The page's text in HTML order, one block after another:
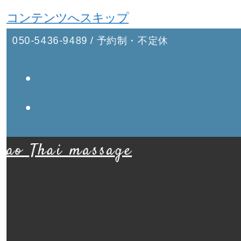
コンテンツへスキップ
050-5436-9489 / 予約制・不定休
ao Thai massage